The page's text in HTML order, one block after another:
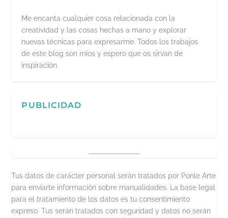
Me encanta cualquier cosa relacionada con la
creatividad y las cosas hechas a mano y explorar
nuevas técnicas para expresarme. Todos los trabajos
de este blog son míos y espero que os sirvan de
inspiración.
PUBLICIDAD
Tus datos de carácter personal serán tratados por Ponle Arte
para enviarte información sobre manualidades. La base legal
para el tratamiento de los datos es tu consentimiento
expreso. Tus serán tratados con seguridad y datos no serán